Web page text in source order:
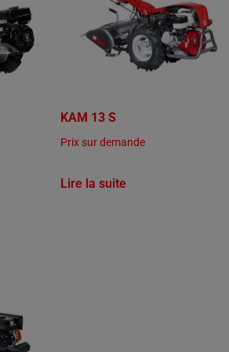
KAM 13 S
Prix sur demande
Lire la suite